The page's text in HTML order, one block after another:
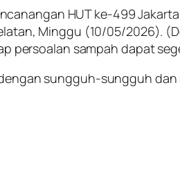
HUT ke-499
Minggu (10/05/2026).
persoalan sampah dapat
sungguh-sungguh dan